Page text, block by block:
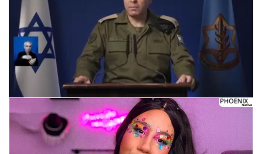
Следующее видео через 5 Отмена